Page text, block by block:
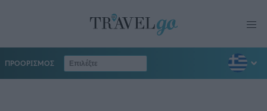
ΠΡΟΟΡΙΣΜΟΣ